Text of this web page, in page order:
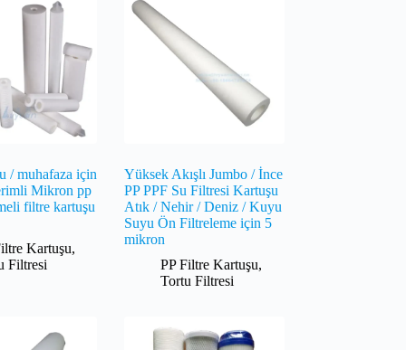
/ muhafaza için
Mikron pp
filtre kartuşu
Kartuşu,
Filtresi
Yüksek Akışlı Jumbo / İnce
PP PPF Su Filtresi Kartuşu
Atık / Nehir / Deniz / Kuyu
Suyu Ön Filtreleme için 5
mikron
PP Filtre Kartuşu,
Tortu Filtresi